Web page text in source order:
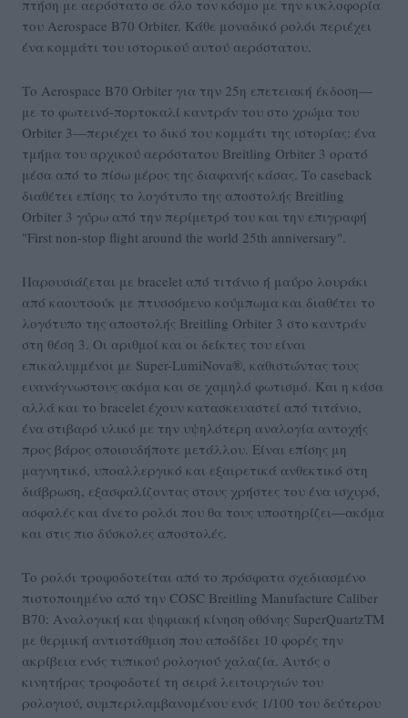
πτήση με αερόστατο σε όλο τον κόσμο με την κυκλοφορία
του Aerospace B70 Orbiter. Κάθε μοναδικό ρολόι περιέχει
ένα κομμάτι του ιστορικού αυτού αερόστατου.
Το Aerospace B70 Orbiter για την 25η επετειακή έκδοση—
με το φωτεινό-πορτοκαλί καντράν του στο χρώμα του
Orbiter 3—περιέχει το δικό του κομμάτι της ιστορίας: ένα
τμήμα του αρχικού αερόστατου Breitling Orbiter 3 ορατό
μέσα από το πίσω μέρος της διαφανής κάσας. Το caseback
διαθέτει επίσης το λογότυπο της αποστολής Breitling
Orbiter 3 γύρω από την περίμετρό του και την επιγραφή
"First non-stop flight around the world 25th anniversary".
Παρουσιάζεται με bracelet από τιτάνιο ή μαύρο λουράκι
από καουτσούκ με πτυσσόμενο κούμπωμα και διαθέτει το
λογότυπο της αποστολής Breitling Orbiter 3 στο καντράν
στη θέση 3. Οι αριθμοί και οι δείκτες του είναι
επικαλυμμένοι με Super-LumiNova®, καθιστώντας τους
ευανάγνωστους ακόμα και σε χαμηλό φωτισμό. Και η κάσα
αλλά και το bracelet έχουν κατασκευαστεί από τιτάνιο,
ένα στιβαρό υλικό με την υψηλότερη αναλογία αντοχής
προς βάρος οποιουδήποτε μετάλλου. Είναι επίσης μη
μαγνητικό, υποαλλεργικό και εξαιρετικά ανθεκτικό στη
διάβρωση, εξασφαλίζοντας στους χρήστες του ένα ισχυρό,
ασφαλές και άνετο ρολόι που θα τους υποστηρίζει—ακόμα
και στις πιο δύσκολες αποστολές.
Το ρολόι τροφοδοτείται από το πρόσφατα σχεδιασμένο
πιστοποιημένο από την COSC Breitling Manufacture Caliber
B70: Αναλογική και ψηφιακή κίνηση οθόνης SuperQuartzTM
με θερμική αντιστάθμιση που αποδίδει 10 φορές την
ακρίβεια ενός τυπικού ρολογιού χαλαζία. Αυτός ο
κινητήρας τροφοδοτεί τη σειρά λειτουργιών του
ρολογιού, συμπεριλαμβανομένου ενός 1/100 του δεύτερου